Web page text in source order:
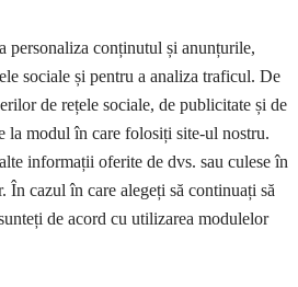
personaliza conținutul și anunțurile,
sociale și pentru a analiza traficul. De
de rețele sociale, de publicitate și de
la modul în care folosiți site-ul nostru.
informații oferite de dvs. sau culese în
cazul în care alegeți să continuați să
de acord cu utilizarea modulelor